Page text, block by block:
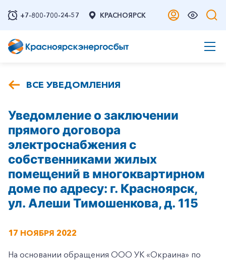
+7-800-700-24-57 КРАСНОЯРСК
ВСЕ УВЕДОМЛЕНИЯ
Уведомление о заключении
прямого договора
электроснабжения с
собственниками жилых
помещений в многоквартирном
доме по адресу: г. Красноярск,
ул. Алеши Тимошенкова, д. 115
17 НОЯБРЯ 2022
На основании обращения ООО УК «Окраина» по